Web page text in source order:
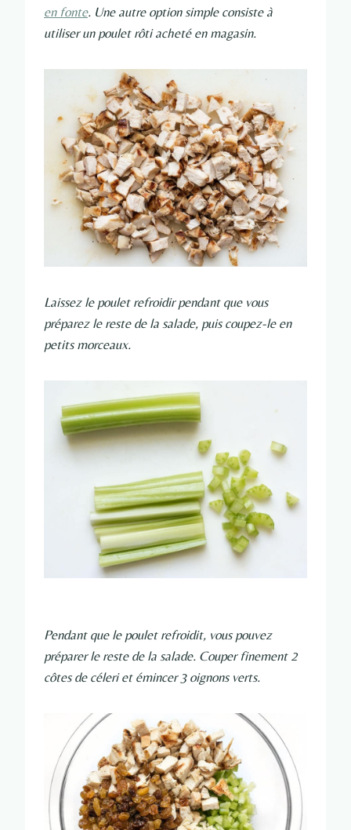
en fonte. Une autre option simple consiste à
utiliser un poulet rôti acheté en magasin.
Laissez le poulet refroidir pendant que vous
préparez le reste de la salade, puis coupez-le en
petits morceaux.
Pendant que le poulet refroidit, vous pouvez
préparer le reste de la salade. Couper finement 2
côtes de céleri et émincer 3 oignons verts.